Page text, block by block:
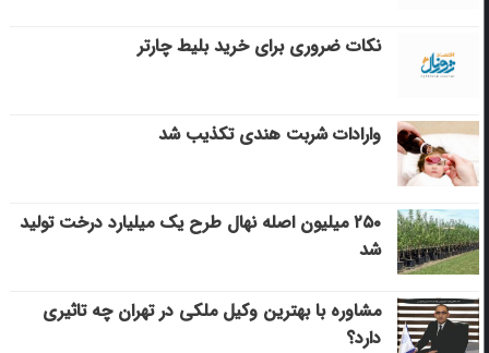
نکات ضروری برای خرید بلیط چارتر
وارادات شربت هندی تکذیب شد
۲۵۰ میلیون اصله نهال طرح یک میلیارد درخت تولید
شد
مشاوره با بهترین وکیل ملکی در تهران چه تاثیری
دارد؟